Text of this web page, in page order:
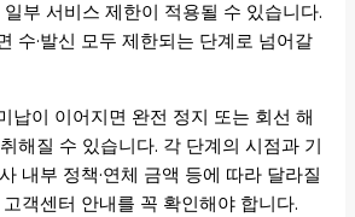
부 서비스 제한이 적용될 수 있습니다.
수·발신 모두 제한되는 단계로 넘어갈
납이 이어지면 완전 정지 또는 회선 해
해질 수 있습니다. 각 단계의 시점과 기
내부 정책·연체 금액 등에 따라 달라질
객센터 안내를 꼭 확인해야 합니다.